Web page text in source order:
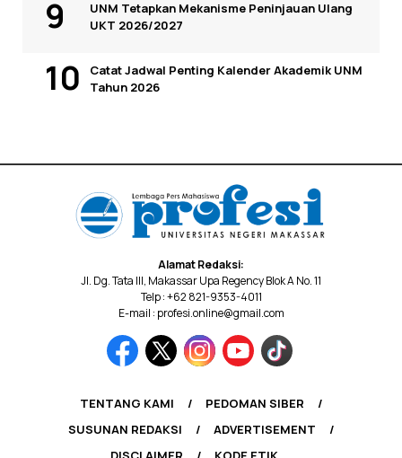
UNM Tetapkan Mekanisme Peninjauan Ulang
UKT 2026/2027
Catat Jadwal Penting Kalender Akademik UNM
Tahun 2026
Alamat Redaksi:
Jl. Dg. Tata III, Makassar Upa Regency Blok A No. 11
Telp : +62 821-9353-4011
E-mail : profesi.online@gmail.com
TENTANG KAMI
PEDOMAN SIBER
SUSUNAN REDAKSI
ADVERTISEMENT